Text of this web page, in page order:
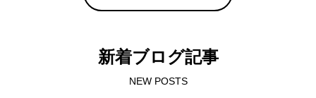
新着ブログ記事
NEW POSTS